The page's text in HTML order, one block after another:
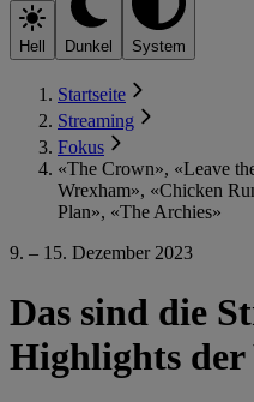
Hell Dunkel System
Startseite
Streaming
Fokus
«The Crown», «Leave
Wrexham», «Chicken
Plan», «The Archies»
9. – 15. Dezember 2023
Das sind die
Highlights der